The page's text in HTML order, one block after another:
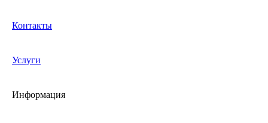
Контакты
Услуги
Информация